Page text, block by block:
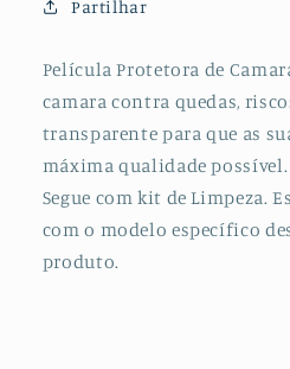
para
Honor
9X
Honor
9X
Partilhar
Película Protetora de
camara contra quedas,
transparente para que as
máxima qualidade
Segue com kit de Limpeza.
com o modelo específico
produto.